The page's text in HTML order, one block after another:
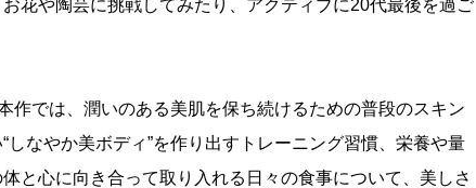
花や陶芸に挑戦してみたり、アクティブに20代最後を過ご
作では、潤いのある美肌を保ち続けるための普段のスキン
しなやか美ボディ”を作り出すトレーニング習慣、栄養や量
と心に向き合って取り入れる日々の食事について、美しさ